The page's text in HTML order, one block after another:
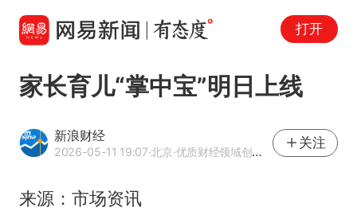
打开
家长育儿“掌中宝”明日上线
新浪财经
2026-05-11 19:07·北京·优质财经领域创作者
关注
来源：市场资讯